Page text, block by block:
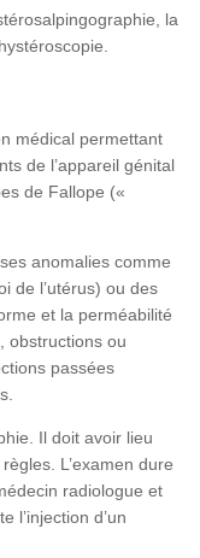
la
médical permettant
de l’appareil génital
de Fallope («
anomalies comme
de l’utérus) ou des
et la perméabilité
obstructions ou
passées
Il doit avoir lieu
L’examen dure
radiologue et
l’injection d’un